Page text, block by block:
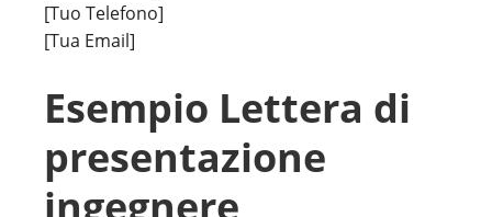
[Tuo Telefono]
[Tua Email]
Esempio Lettera di
presentazione